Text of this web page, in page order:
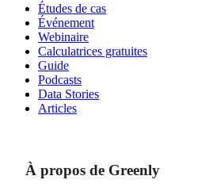
Études de cas
Événement
Webinaire
Calculatrices gratuites
Guide
Podcasts
Data Stories
Articles
À propos de Greenly